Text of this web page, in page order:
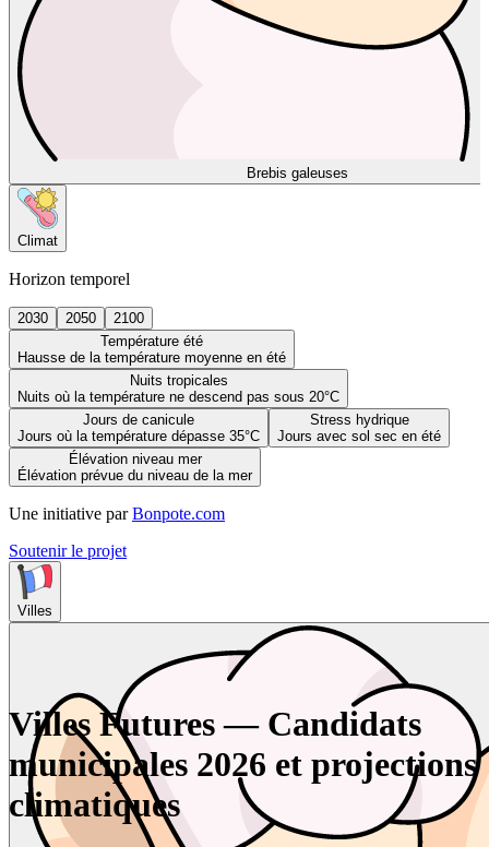
Brebis galeuses
Climat
Horizon temporel
2030 2050
2100
Température été
Hausse de la température moyenne en été
Nuits tropicales
Nuits où la température ne descend pas sous 20°C
Jours de canicule
Jours où la température dépasse 35°C
Stress hydrique
Jours avec sol sec en été
Élévation niveau mer
Élévation prévue du niveau de la mer
Une initiative par Bonpote.com
Soutenir le projet
Villes
Villes Futures — Candidats
municipales 2026 et projections
climatiques